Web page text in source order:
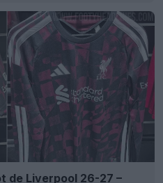
de Liverpool 26-27 –